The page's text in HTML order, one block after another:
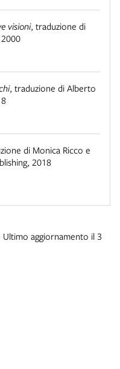
visioni, traduzione di
2000
, traduzione di Alberto
di Monica Ricco e
, 2018
aggiornamento il 3